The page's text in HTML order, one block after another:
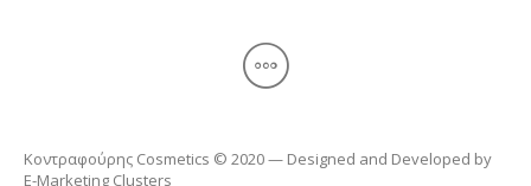
Κοντραφούρης Cosmetics © 2020 — Designed and Developed by
E-Marketing Clusters